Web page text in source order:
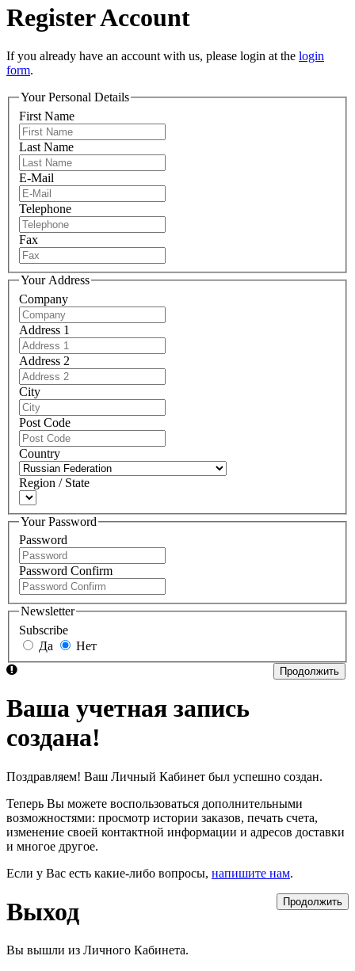
Register Account
If you already have an account with us, please login at the login
form.
Your Personal Details
First Name
Last Name
E-Mail
Telephone
Fax
Your Address
Company
Address 1
Address 2
City
Post Code
Country
Region / State
Your Password
Password
Password Confirm
Newsletter
Subscribe
Да
Нет
Продолжить
Ваша учетная запись
создана!
Поздравляем! Ваш Личный Кабинет был успешно создан.
Теперь Вы можете воспользоваться дополнительными
возможностями: просмотр истории заказов, печать счета,
изменение своей контактной информации и адресов доставки
и многое другое.
Если у Вас есть какие-либо вопросы, напишите нам.
Продолжить
Выход
Вы вышли из Личного Кабинета.